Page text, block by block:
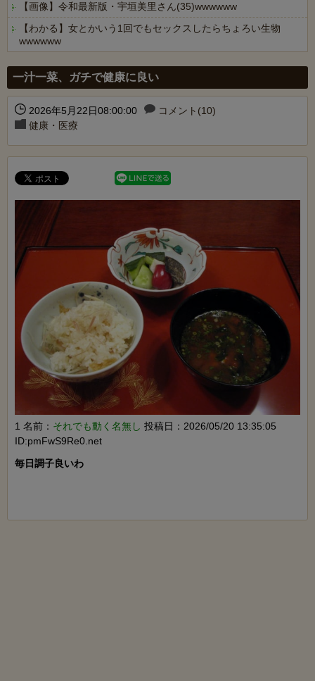
【画像】令和最新版・宇垣美里さん(35)wwwwww
【わかる】女とかいう1回でもセックスしたらちょろい生物
wwwwww
一汁一菜、ガチで健康に良い
2026年5月22日08:00:00
コメント(10)
健康・医療
1 名前： それでも動く名無し 投稿日：2026/05/20 13:35:05
ID:pmFwS9Re0.net
毎日調子良いわ